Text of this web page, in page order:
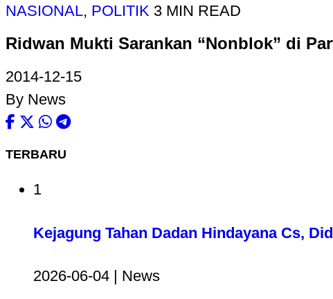
NASIONAL, POLITIK 3 MIN READ
Ridwan Mukti Sarankan “Nonblok” di
2014-12-15
By News
TERBARU
1
Kejagung Tahan Dadan Hindayana Cs,
2026-06-04 | News